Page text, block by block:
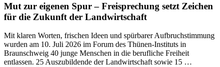
Mut zur eigenen Spur – Freisprechung setzt Zeichen
für die Zukunft der Landwirtschaft
Mit klaren Worten, frischen Ideen und spürbarer Aufbruchstimmung
wurden am 10. Juli 2026 im Forum des Thünen-Instituts in
Braunschweig 40 junge Menschen in die berufliche Freiheit
entlassen. 25 Auszubildende der Landwirtschaft sowie 15 …